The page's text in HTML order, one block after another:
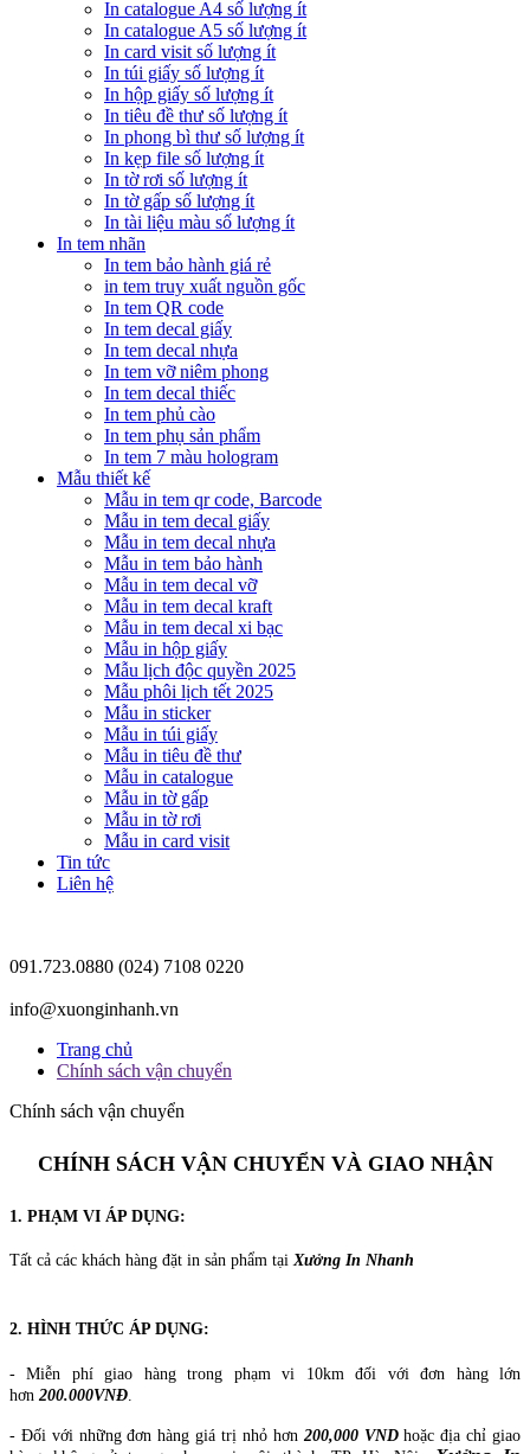
In catalogue A4 số lượng ít
In catalogue A5 số lượng ít
In card visit số lượng ít
In túi giấy số lượng ít
In hộp giấy số lượng ít
In tiêu đề thư số lượng ít
In phong bì thư số lượng ít
In kẹp file số lượng ít
In tờ rơi số lượng ít
In tờ gấp số lượng ít
In tài liệu màu số lượng ít
In tem nhãn
In tem bảo hành giá rẻ
in tem truy xuất nguồn gốc
In tem QR code
In tem decal giấy
In tem decal nhựa
In tem vỡ niêm phong
In tem decal thiếc
In tem phủ cào
In tem phụ sản phẩm
In tem 7 màu hologram
Mẫu thiết kế
Mẫu in tem qr code, Barcode
Mẫu in tem decal giấy
Mẫu in tem decal nhựa
Mẫu in tem bảo hành
Mẫu in tem decal vỡ
Mẫu in tem decal kraft
Mẫu in tem decal xi bạc
Mẫu in hộp giấy
Mẫu lịch độc quyền 2025
Mẫu phôi lịch tết 2025
Mẫu in sticker
Mẫu in túi giấy
Mẫu in tiêu đề thư
Mẫu in catalogue
Mẫu in tờ gấp
Mẫu in tờ rơi
Mẫu in card visit
Tin tức
Liên hệ
091.723.0880 (024) 7108 0220
info@xuonginhanh.vn
Trang chủ
Chính sách vận chuyển
Chính sách vận chuyển
CHÍNH SÁCH VẬN CHUYỂN VÀ GIAO NHẬN
1. PHẠM VI ÁP DỤNG:
Tất cả các khách hàng đặt in sản phẩm tạiXưởng In Nhanh
2. HÌNH THỨC ÁP DỤNG:
- Miễn phí giao hàng trong phạm vi 10km đối với đơn hàng lớn
hơn 200.000VNĐ
- Đối với những đơn hàng giá trị nhỏ hơn 200,000 VNDhoặc địa chỉ giao